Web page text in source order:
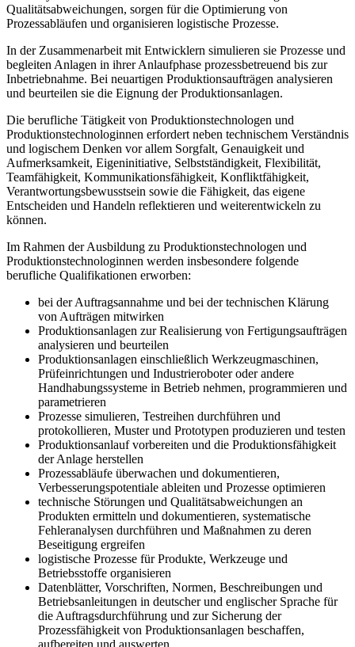
Qualitätsabweichungen, sorgen für die Optimie­rung von
Prozessabläufen und organisieren logistische Prozesse.
In der Zusammenarbeit mit Entwicklern simulieren sie Prozesse und
begleiten Anlagen in ihrer Anlaufphase prozessbetreuend bis zur
Inbetriebnahme. Bei neuartigen Produktionsaufträgen analysieren
und beurteilen sie die Eignung der Produktionsanlagen.
Die berufliche Tätigkeit von Produktionstechnologen und
Produktionstechnologinnen erfordert neben technischem Verständnis
und logischem Denken vor allem Sorgfalt, Genauigkeit und
Aufmerksamkeit, Eigeninitiative, Selbstständigkeit, Flexibilität,
Teamfähigkeit, Kommunikationsfähigkeit, Konfliktfähigkeit,
Verantwortungsbewusstsein sowie die Fähigkeit, das eigene
Entscheiden und Handeln reflektieren und weiterentwickeln zu
können.
Im Rahmen der Ausbildung zu Produktionstechnologen und
Produktionstechnologinnen werden insbesondere folgende
berufliche Qualifikationen erworben:
bei der Auftragsannahme und bei der technischen Klärung
von Aufträgen mitwirken
Produktionsanlagen zur Realisierung von Fertigungsaufträgen
analysieren und beurteilen
Produktionsanlagen einschließlich Werkzeugmaschinen,
Prüfeinrichtungen und Industrieroboter oder andere
Handhabungssysteme in Betrieb nehmen, programmieren und
parametrieren
Prozesse simulieren, Testreihen durchführen und
protokollieren, Muster und Prototypen produzieren und testen
Produktionsanlauf vorbereiten und die Produktions­fähigkeit
der Anlage herstellen
Prozessabläufe überwachen und dokumentieren,
Verbesserungspotentiale ableiten und Prozesse optimieren
technische Störungen und Qualitätsabweichungen an
Produkten ermitteln und dokumentieren, systematische
Fehleranalysen durchführen und Maßnahmen zu deren
Beseitigung ergreifen
logistische Prozesse für Produkte, Werkzeuge und
Betriebsstoffe organisieren
Datenblätter, Vorschriften, Normen, Beschreibungen und
Betriebsanleitungen in deutscher und englischer Sprache für
die Auftragsdurchführung und zur Sicherung der
Prozessfähigkeit von Produktionsanlagen beschaffen,